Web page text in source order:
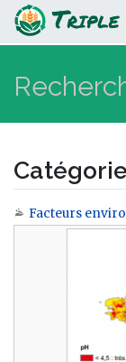
PH du
Catégorie
Aller à :
Facteurs